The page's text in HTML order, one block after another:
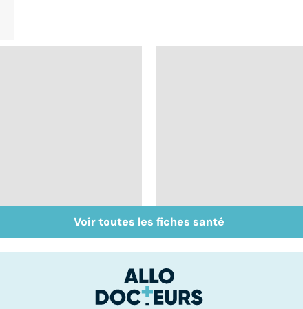
Tout savoir sur les
infections
Inflammation des
amygdales : que faire
Voir toutes les fiches santé